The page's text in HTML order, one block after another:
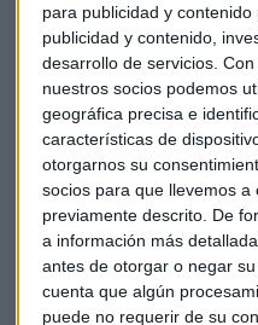
para publicidad y
publicidad y contenido,
desarrollo de servicios.
nuestros socios podemos
geográfica precisa e
características de
otorgarnos su
socios para que llevemos
previamente descrito. De
a información más
antes de otorgar o negar su
cuenta que algún
puede no requerir de su
El foco puesto en
española
Los oyentes de esta
con sus cuestiones al
Santanderhan sido
han preguntado más. Del
nivel clave para hacer caja
pronunciaso sobre si es el